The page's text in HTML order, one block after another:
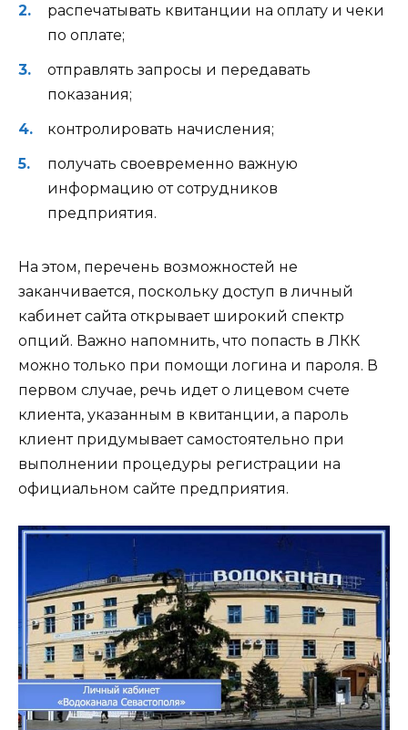
распечатывать квитанции на оплату и чеки
по оплате;
отправлять запросы и передавать
показания;
контролировать начисления;
получать своевременно важную
информацию от сотрудников
предприятия.
На этом, перечень возможностей не
заканчивается, поскольку доступ в личный
кабинет сайта открывает широкий спектр
опций. Важно напомнить, что попасть в ЛКК
можно только при помощи логина и пароля. В
первом случае, речь идет о лицевом счете
клиента, указанным в квитанции, а пароль
клиент придумывает самостоятельно при
выполнении процедуры регистрации на
официальном сайте предприятия.